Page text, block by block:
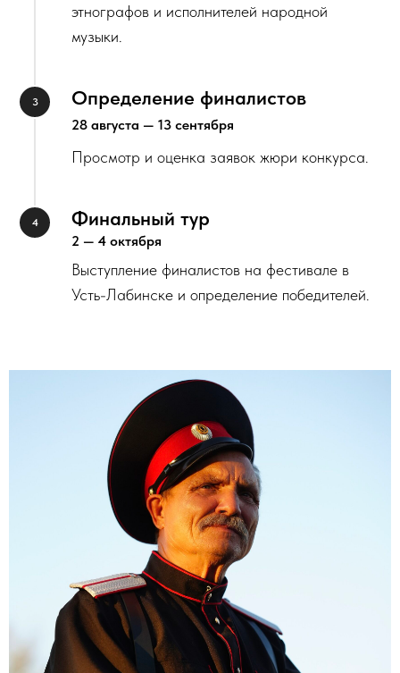
этнографов и исполнителей народной
музыки.
Определение финалистов
28 августа — 13 сентября
Просмотр и оценка заявок жюри конкурса.
Финальный тур
2 — 4 октября
Выступление финалистов на фестивале в
Усть-Лабинске и определение победителей.